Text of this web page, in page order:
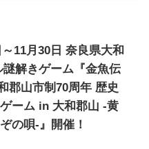
11月30日 奈良県大和
解きゲーム『金魚伝
郡山市制70周年 歴史
ーム in 大和郡山 ‐黄
の唄‐』開催！